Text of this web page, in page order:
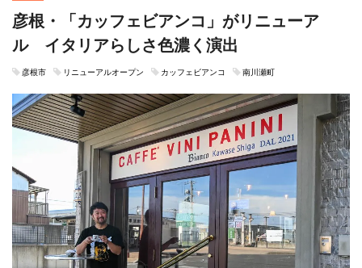
彦根・「カッフェビアンコ」がリニューア
ル イタリアらしさ色濃く演出
彦根市 リニューアルオープン カッフェビアンコ 南川瀬町